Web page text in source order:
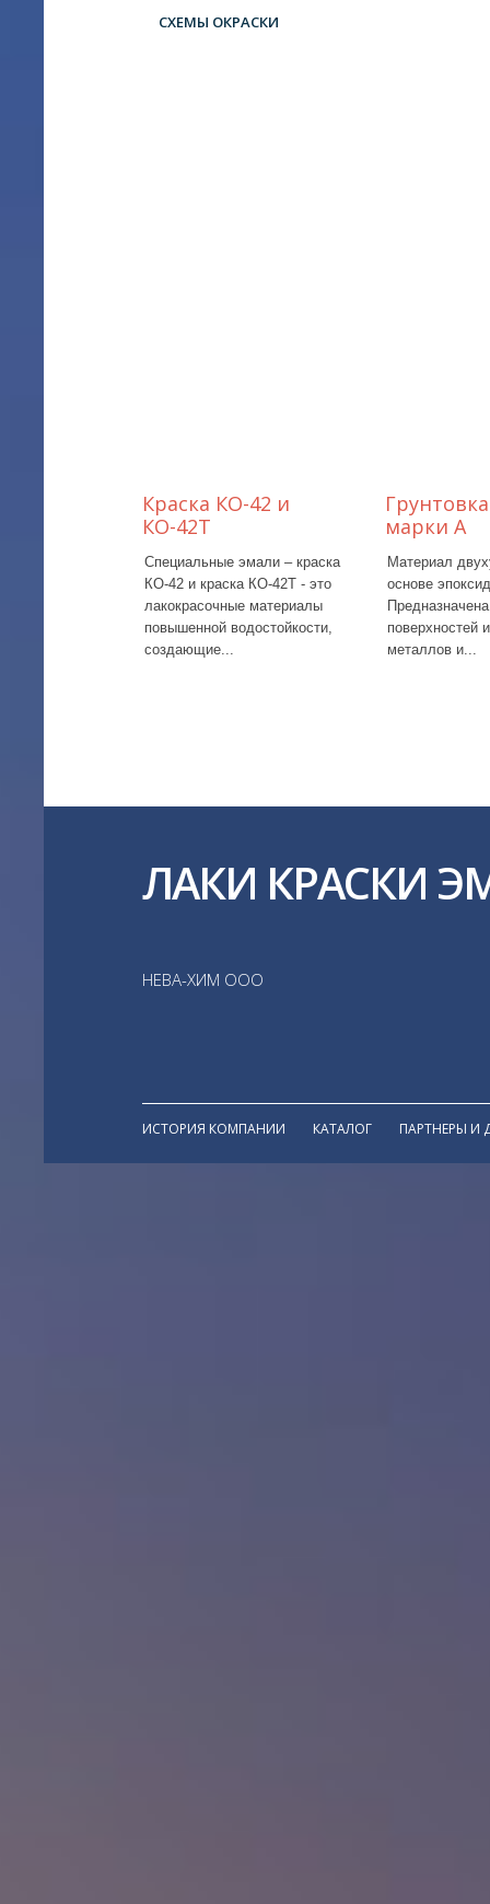
СХЕМЫ ОКРАСКИ
Краска КО-42 и
КО-42Т
Специальные эмали – краска
КО-42 и краска КО-42Т - это
лакокрасочные материалы
повышенной водостойкости,
создающие...
марки А
Материал
основе
поверхностей
металлов и...
ЛАКИ КРАСКИ
НЕВА-ХИМ ООО
ИСТОРИЯ КОМПАНИИ КАТАЛОГ ПАРТНЕРЫ И